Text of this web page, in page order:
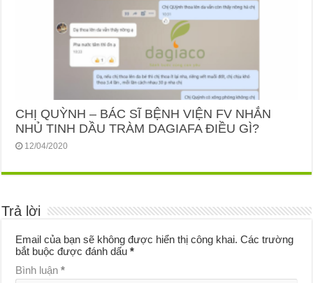
CHỊ QUỲNH – BÁC SĨ BỆNH VIỆN FV NHẮN
NHỦ TINH DẦU TRÀM DAGIAFA ĐIỀU GÌ?
12/04/2020
Trả lời
Email của bạn sẽ không được hiển thị công khai. Các trường
bắt buộc được đánh dấu*
Bình luận*